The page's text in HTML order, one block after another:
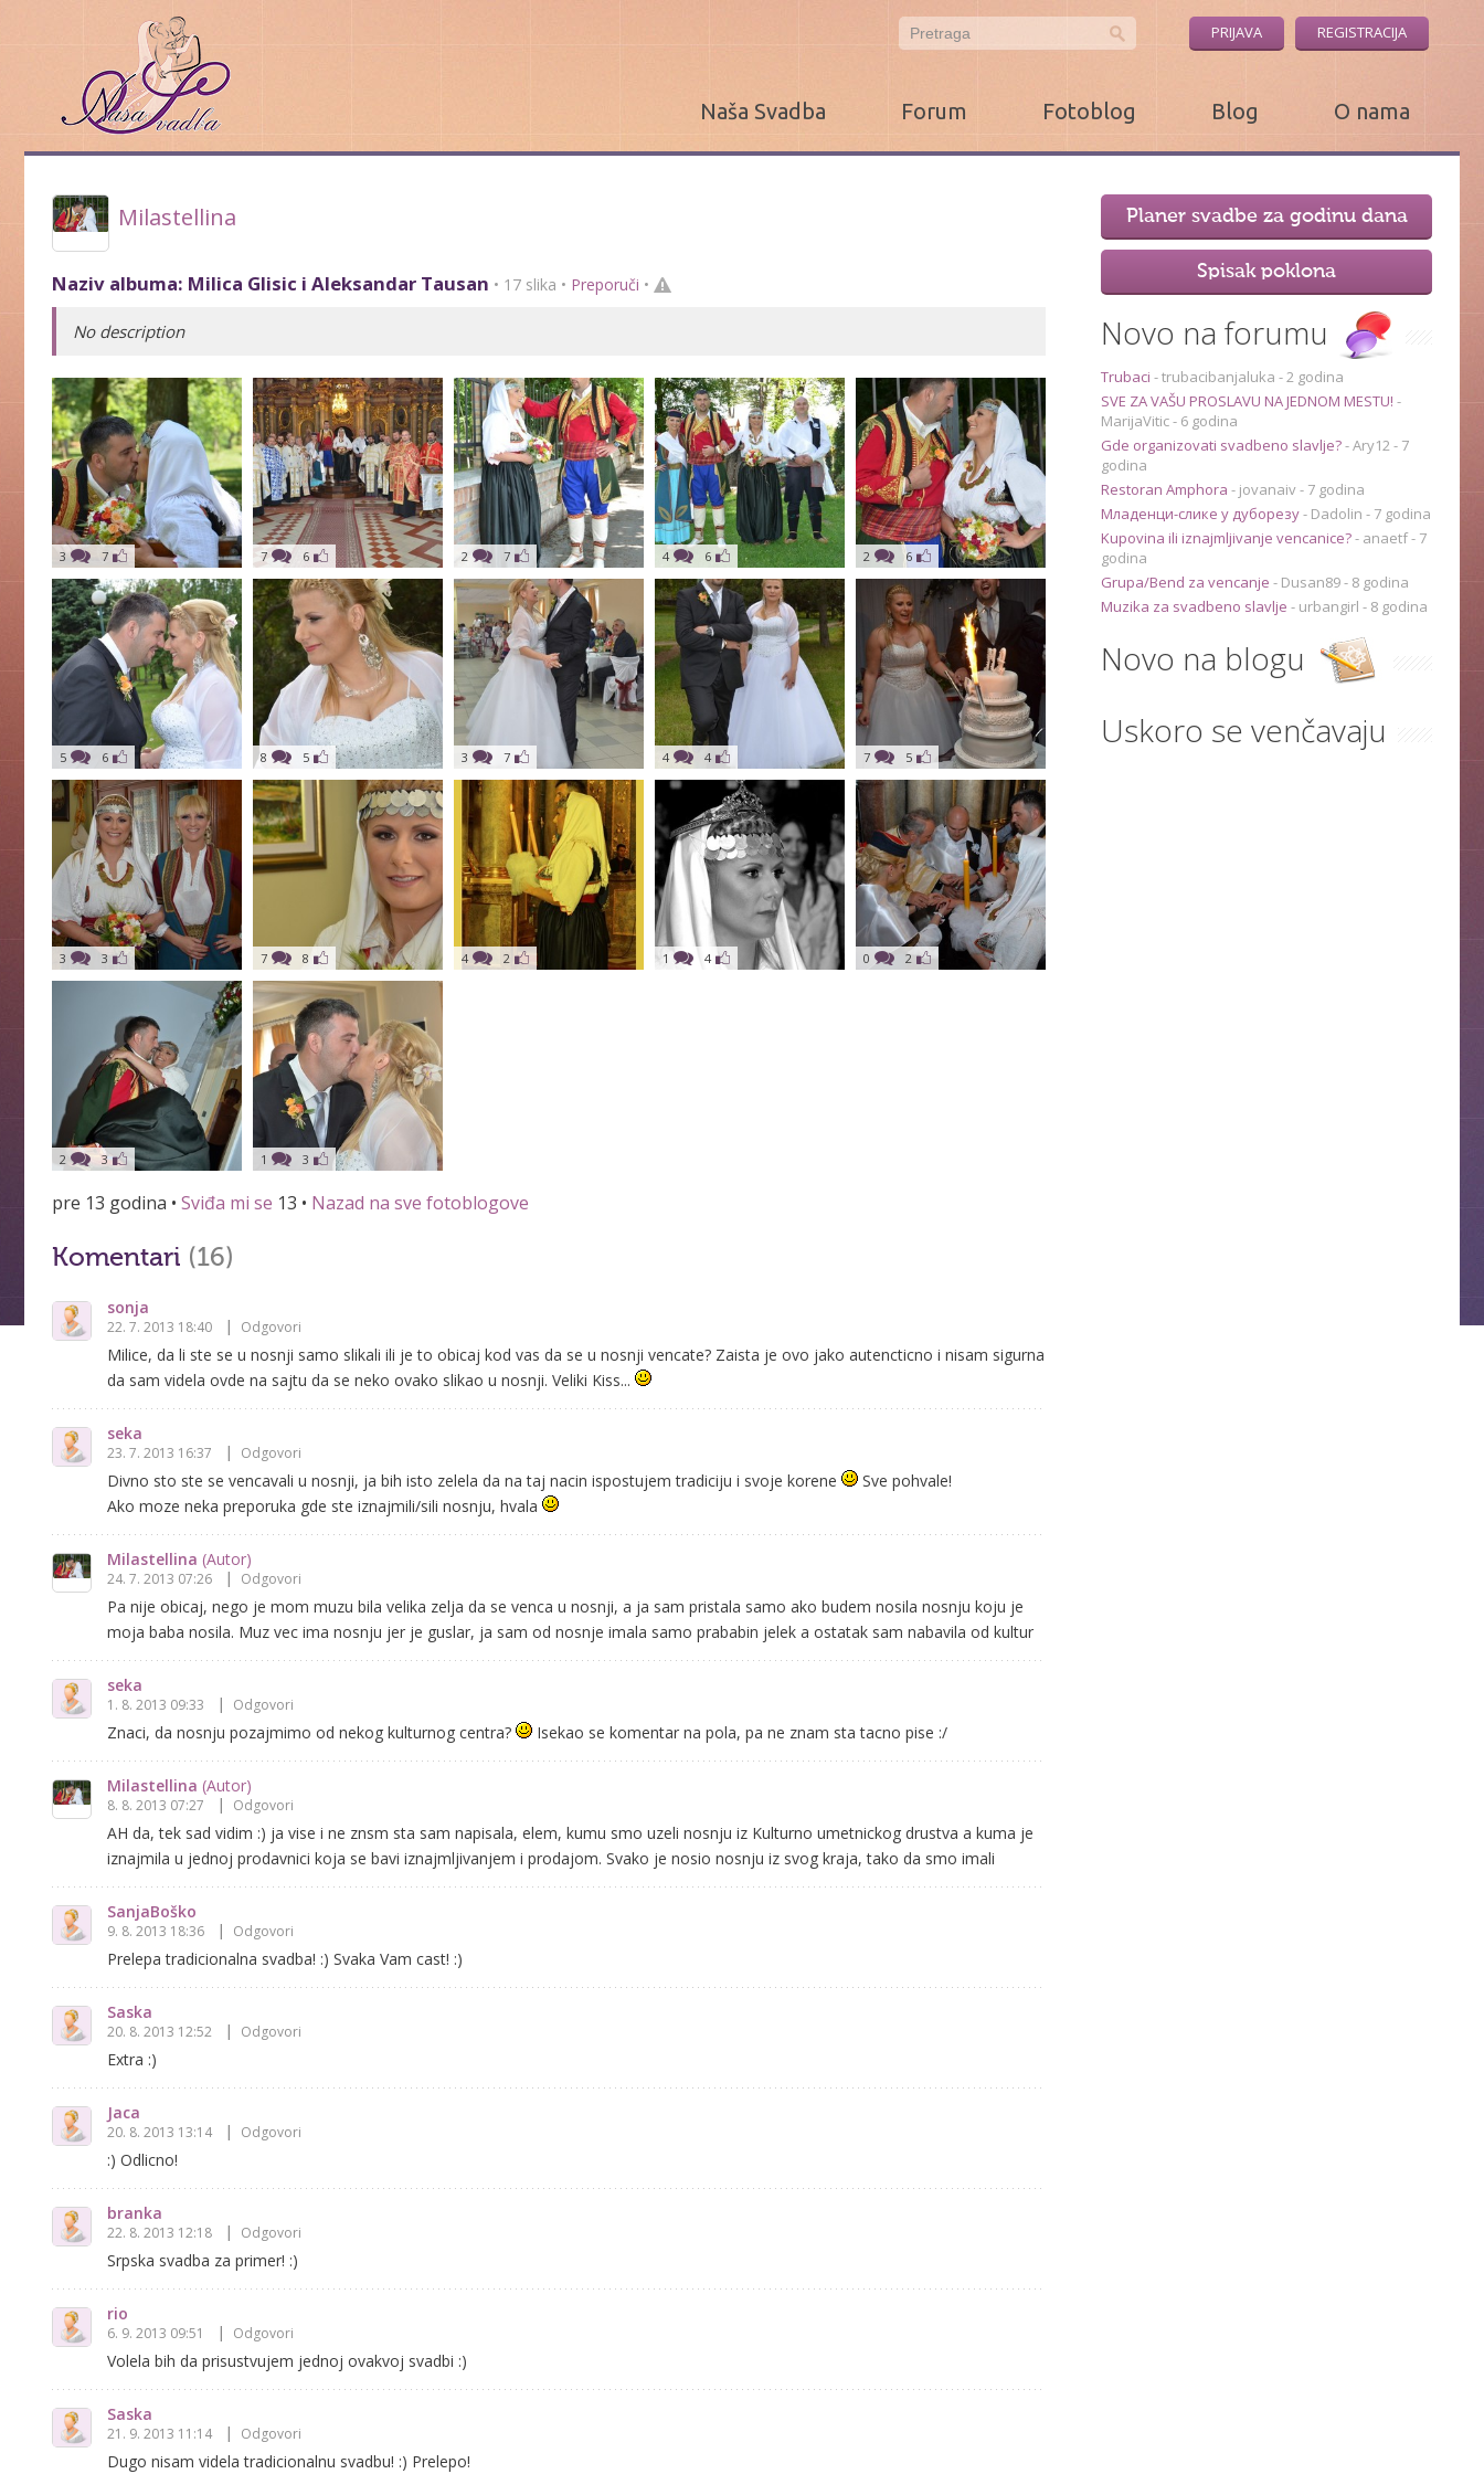
PRIJAVA REGISTRACIJA
Naša Svadba Forum Fotoblog Blog O nama
Milastellina
Naziv albuma: Milica Glisic i Aleksandar Tausan • 17 slika • Preporuči •
No description
3 7 7 6 2 7 4 6 2 6
5 6 8 5 3 7 4 4 7 5
3 3 7 8 4 2 1 4 0 2
2 3 1 3
pre 13 godina • Sviđa mi se 13 • Nazad na sve fotoblogove
Komentari (16)
sonja
22. 7. 2013 18:40 Odgovori
Milice, da li ste se u nosnji samo slikali ili je to obicaj kod vas da se u nosnji vencate? Zaista je ovo jako autencticno i nisam sigurna
da sam videla ovde na sajtu da se neko ovako slikao u nosnji. Veliki Kiss...
seka
23. 7. 2013 16:37 Odgovori
Divno sto ste se vencavali u nosnji, ja bih isto zelela da na taj nacin ispostujem tradiciju i svoje korene
Sve pohvale!
Ako moze neka preporuka gde ste iznajmili/sili nosnju, hvala
Milastellina (Autor)
24. 7. 2013 07:26 Odgovori
Pa nije obicaj, nego je mom muzu bila velika zelja da se venca u nosnji, a ja sam pristala samo ako budem nosila nosnju koju je
moja baba nosila. Muz vec ima nosnju jer je guslar, ja sam od nosnje imala samo prababin jelek a ostatak sam nabavila od kultur
seka
1. 8. 2013 09:33 Odgovori
Znaci, da nosnju pozajmimo od nekog kulturnog centra? Isekao se komentar na pola, pa ne znam sta tacno pise :/
Milastellina (Autor)
8. 8. 2013 07:27 Odgovori
AH da, tek sad vidim :) ja vise i ne znsm sta sam napisala, elem, kumu smo uzeli nosnju iz Kulturno umetnickog drustva a kuma je
iznajmila u jednoj prodavnici koja se bavi iznajmljivanjem i prodajom. Svako je nosio nosnju iz svog kraja, tako da smo imali
SanjaBoško
9. 8. 2013 18:36 Odgovori
Prelepa tradicionalna svadba! :) Svaka Vam cast! :)
Saska
20. 8. 2013 12:52 Odgovori
Extra :)
Jaca
20. 8. 2013 13:14 Odgovori
:) Odlicno!
branka
22. 8. 2013 12:18 Odgovori
Srpska svadba za primer! :)
rio
6. 9. 2013 09:51 Odgovori
Volela bih da prisustvujem jednoj ovakvoj svadbi :)
Saska
21. 9. 2013 11:14 Odgovori
Dugo nisam videla tradicionalnu svadbu! :) Prelepo!
Planer svadbe za godinu dana
Spisak poklona
Novo na forumu
Trubaci -trubacibanjaluka - 2 godina
SVE ZA VAŠU PROSLAVU NA JEDNOM MESTU! -
MarijaVitic- 6 godina
Gde organizovati svadbeno slavlje?-Ary12- 7
godina
Restoran Amphora - jovanaiv- 7 godina
Младенци-слике у дуборезу- Dadolin - 7 godina
Kupovina ili iznajmljivanje vencanice?- anaetf- 7
godina
Grupa/Bend za vencanje - Dusan89- 8 godina
Muzika za svadbeno slavlje - urbangirl - 8 godina
Novo na blogu
Uskoro se venčavaju